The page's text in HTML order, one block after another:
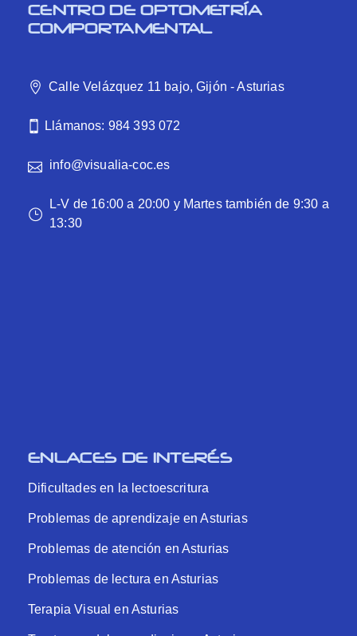
CENTRO DE OPTOMETRÍA
COMPORTAMENTAL
Calle Velázquez 11 bajo, Gijón - Asturias
Llámanos: 984 393 072
info@visualia-coc.es
L-V de 16:00 a 20:00 y Martes también de 9:30 a
13:30
ENLACES DE INTERÉS
Dificultades en la lectoescritura
Problemas de aprendizaje en Asturias
Problemas de atención en Asturias
Problemas de lectura en Asturias
Terapia Visual en Asturias